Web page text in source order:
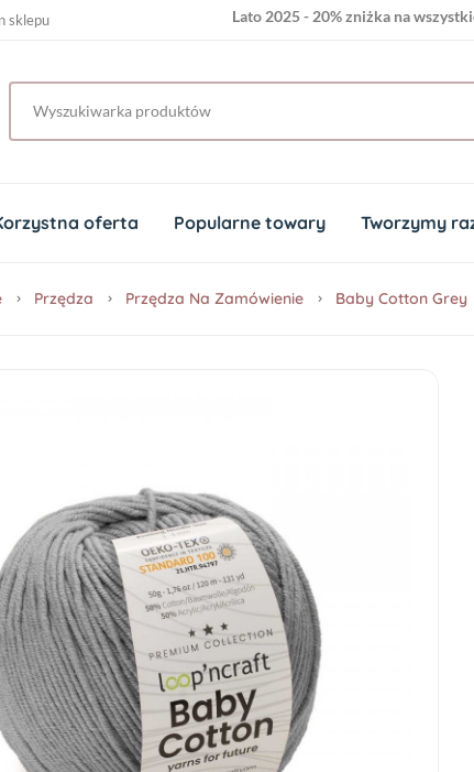
sklepu Lato 2025 - 20% zniżka na
oferta Popularne towary Tworzymy
Przędza Przędza Na Zamówienie Baby Cotton Grey